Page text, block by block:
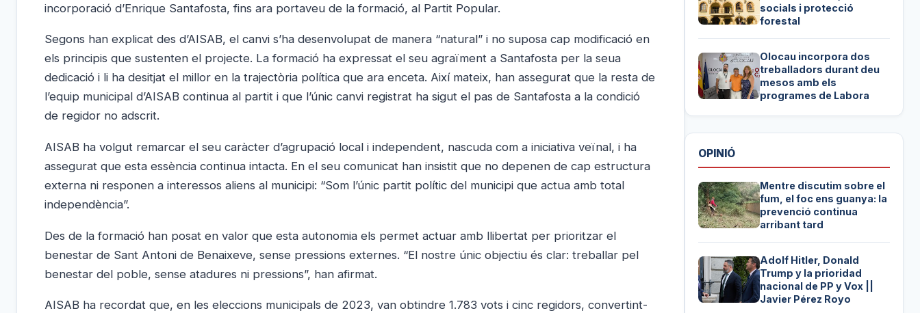
incorporació d’Enrique Santafosta, fins ara portaveu de la formació, al Partit Popular.
Segons han explicat des d’AISAB, el canvi s’ha desenvolupat de manera “natural” i no suposa cap modificació en
els principis que sustenten el projecte. La formació ha expressat el seu agraïment a Santafosta per la seua
dedicació i li ha desitjat el millor en la trajectòria política que ara enceta. Així mateix, han assegurat que la resta de
l’equip municipal d’AISAB continua al partit i que l’únic canvi registrat ha sigut el pas de Santafosta a la condició
de regidor no adscrit.
AISAB ha volgut remarcar el seu caràcter d’agrupació local i independent, nascuda com a iniciativa veïnal, i ha
assegurat que esta essència continua intacta. En el seu comunicat han insistit que no depenen de cap estructura
externa ni responen a interessos aliens al municipi: “Som l’únic partit polític del municipi que actua amb total
independència”.
Des de la formació han posat en valor que esta autonomia els permet actuar amb llibertat per prioritzar el
benestar de Sant Antoni de Benaixeve, sense pressions externes. “El nostre únic objectiu és clar: treballar pel
benestar del poble, sense atadures ni pressions”, han afirmat.
AISAB ha recordat que, en les eleccions municipals de 2023, van obtindre 1.783 vots i cinc regidors, convertint-
socials i protecció
forestal
Olocau incorpora dos
treballadors durant deu
mesos amb els
programes de Labora
OPINIÓ
Mentre discutim sobre el
fum, el foc ens guanya: la
prevenció continua
arribant tard
Adolf Hitler, Donald
Trump y la prioridad
nacional de PP y Vox ||
Javier Pérez Royo